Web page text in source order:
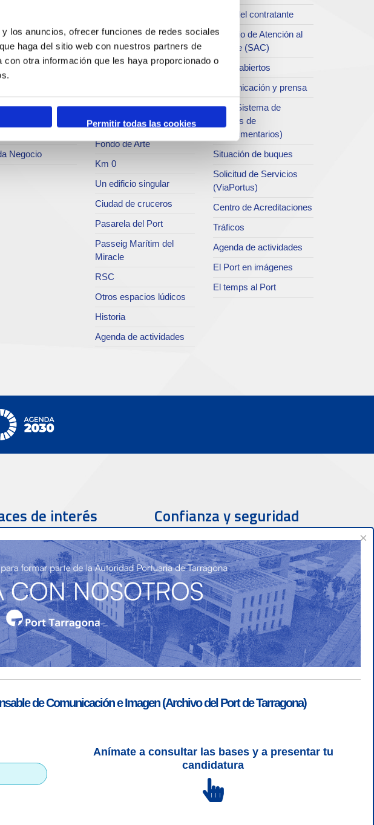
los anuncios, ofrecer funciones de redes sociales
haga del sitio web con nuestros partners de
otra información que les haya proporcionado o
Permitir todas las cookies
(Sistema de
de
Actividades
Negocio
Archivo del Port
Servicio de
publicaciones
Museo del Port
Teatret del Serrallo
Fondo de Arte
Km 0
Un edificio singular
Ciudad de cruceros
Pasarela del Port
Passeig Marítim del
Miracle
RSC
Otros espacios lúdicos
Historia
Agenda de actividades
Perfil del contratante
Servicio de Atención al
Clliente (SAC)
Datos abiertos
Comunicación y prensa
SEA (Sistema de
Entrgas de
Agroalimentarios)
Situación de buques
Solicitud de Servicios
(ViaPortus)
Centro de Acreditaciones
Tráficos
Agenda de actividades
El Port en imágenes
El temps al Port
de interés Confianza y seguridad
grabación telefónica |SGSI|Login
Web Responsive | HTML 5 | CSS 3 | WCAG 2 y WW3C
×
de Comunicación e Imagen (Archivo del Port de Tarragona)
Anímate a consultar las bases y a presentar tu
candidatura